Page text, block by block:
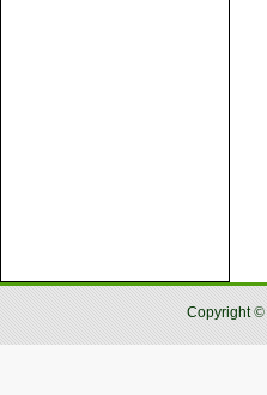
Copyright©